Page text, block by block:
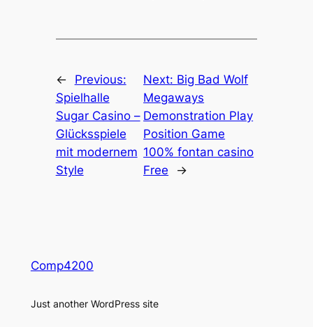
←
Previous:
Spielhalle
Sugar Casino –
Glücksspiele
mit modernem
Style
Next: Big Bad Wolf
Megaways
Demonstration Play
Position Game
100% fontan casino
Free
→
Comp4200
Just another WordPress site